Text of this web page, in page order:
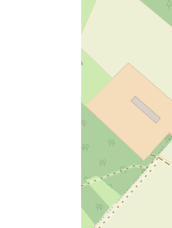
Cookies jetzt